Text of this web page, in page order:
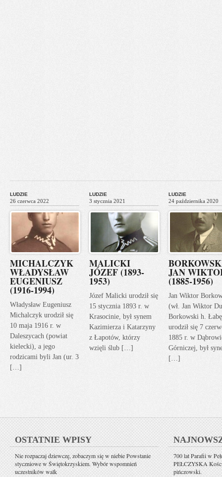
LUDZIE
26 czerwca 2022
MICHALCZYK
WŁADYSŁAW
EUGENIUSZ
(1916-1994)
Władysław Eugeniusz
Michalczyk urodził się
10 maja 1916 r. w
Daleszycach (powiat
kielecki), a jego
rodzicami byli Jan (ur. 3
[…]
LUDZIE
3 stycznia 2021
MALICKI
JÓZEF (1893-
1953)
Józef Malicki urodził się
15 stycznia 1893 r. w
Krasocinie, był synem
Kazimierza i Katarzyny
z Łapotów, którzy
wzięli ślub […]
LUDZIE
24 października 2020
JAN
(1885-1956)
Jan Wiktor
(wł. Jan Wiktor
Borkowski h.
urodził się 7
1885 r. w
Górniczej, był
[…]
OSTATNIE WPISY
Nie rozpaczaj dziewczę, zobaczym się w niebie Powstanie
styczniowe w Świętokrzyskiem. Wybór wspomnień
uczestników walk
700 lat Parafii w
PEŁCZYSKA
pińczowski.